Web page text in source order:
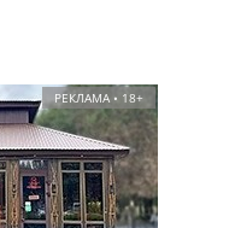
РЕКЛАМА • 18+